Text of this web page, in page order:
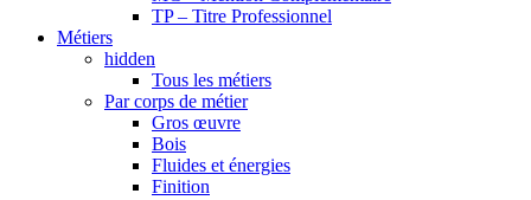
TP – Titre Professionnel
Métiers
hidden
Tous les métiers
Par corps de métier
Gros œuvre
Bois
Fluides et énergies
Finition